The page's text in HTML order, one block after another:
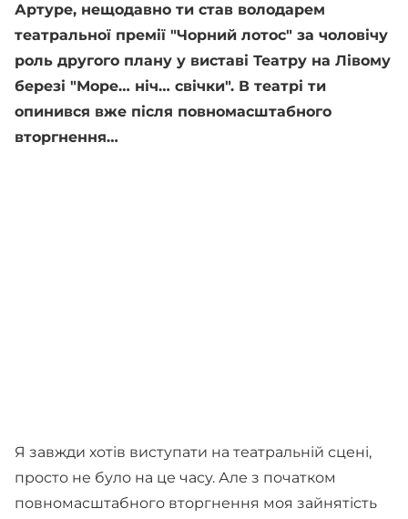
Артуре, нещодавно ти став володарем
театральної премії "Чорний лотос" за чоловічу
роль другого плану у виставі Театру на Лівому
березі "Море… ніч… свічки". В театрі ти
опинився вже після повномасштабного
вторгнення…
Я завжди хотів виступати на театральній сцені,
просто не було на це часу. Але з початком
повномасштабного вторгнення моя зайнятість